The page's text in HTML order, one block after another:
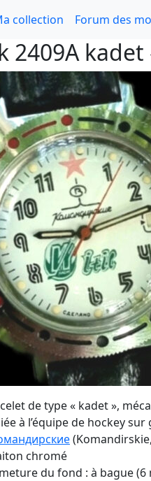
collection Forum des
2409A kadet
de type « kadet »,
à l’équipe de hockey sur
chromé
du fond : à bague (6